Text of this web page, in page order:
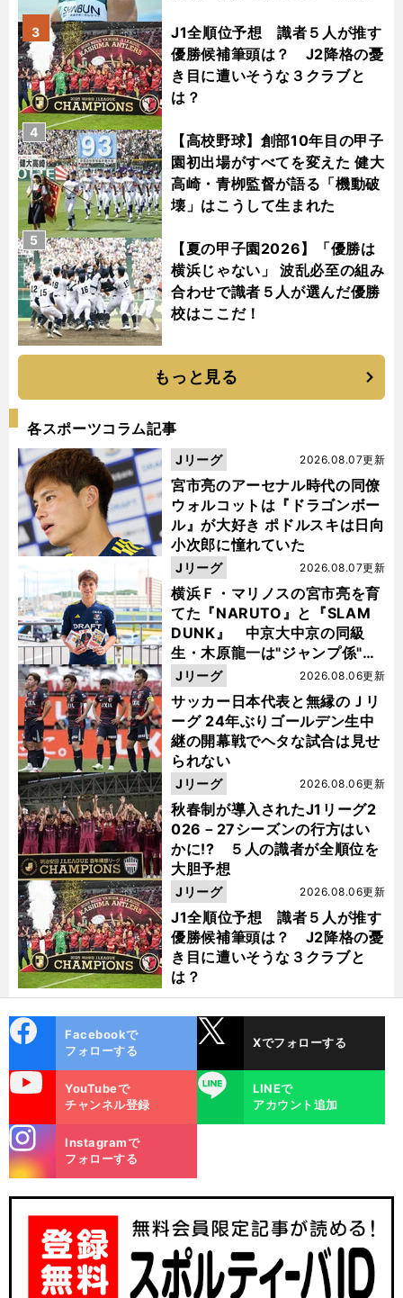
J1全順位予想 識者５人が推す
優勝候補筆頭は？ J2降格の憂
き目に遭いそうな３クラブと
は？
3
【高校野球】創部10年目の甲子
園初出場がすべてを変えた 健大
高崎・青栁監督が語る「機動破
壊」はこうして生まれた
4
【夏の甲子園2026】「優勝は
横浜じゃない」 波乱必至の組み
合わせで識者５人が選んだ優勝
校はここだ！
5
もっと見る
各スポーツコラム記事
宮市亮のアーセナル時代の同僚
ウォルコットは『ドラゴンボー
ル』が大好き ポドルスキは日向
小次郎に憧れていた
2026.08.07更新
Jリーグ
横浜Ｆ・マリノスの宮市亮を育
てた『NARUTO』と『SLAM
DUNK』 中京大中京の同級
生・木原龍一は"ジャンプ係"だ
った
2026.08.07更新
Jリーグ
サッカー日本代表と無縁のＪリ
ーグ 24年ぶりゴールデン生中
継の開幕戦でヘタな試合は見せ
られない
2026.08.06更新
Jリーグ
秋春制が導入されたJ1リーグ2
026－27シーズンの行方はい
かに!? ５人の識者が全順位を
大胆予想
2026.08.06更新
Jリーグ
J1全順位予想 識者５人が推す
優勝候補筆頭は？ J2降格の憂
き目に遭いそうな３クラブと
は？
2026.08.06更新
Jリーグ
ok
Facebookで
フォローする
Xでフォローする
YouTubeで
チャンネル登録
LINE
LINEで
アカウント追加
m
Instagramで
フォローする